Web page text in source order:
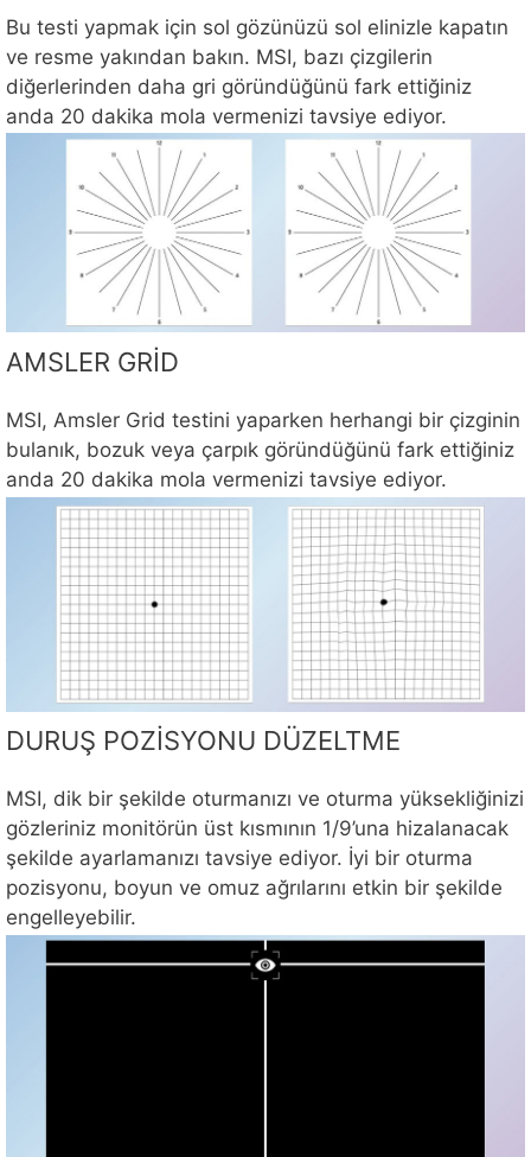
Bu testi yapmak için sol gözünüzü sol elinizle kapatın
ve resme yakından bakın. MSI, bazı çizgilerin
diğerlerinden daha gri göründüğünü fark ettiğiniz
anda 20 dakika mola vermenizi tavsiye ediyor.
AMSLER GRİD
MSI, Amsler Grid testini yaparken herhangi bir çizginin
bulanık, bozuk veya çarpık göründüğünü fark ettiğiniz
anda 20 dakika mola vermenizi tavsiye ediyor.
DURUŞ POZİSYONU DÜZELTME
MSI, dik bir şekilde oturmanızı ve oturma yüksekliğinizi
gözleriniz monitörün üst kısmının 1/9’una hizalanacak
şekilde ayarlamanızı tavsiye ediyor. İyi bir oturma
pozisyonu, boyun ve omuz ağrılarını etkin bir şekilde
engelleyebilir.